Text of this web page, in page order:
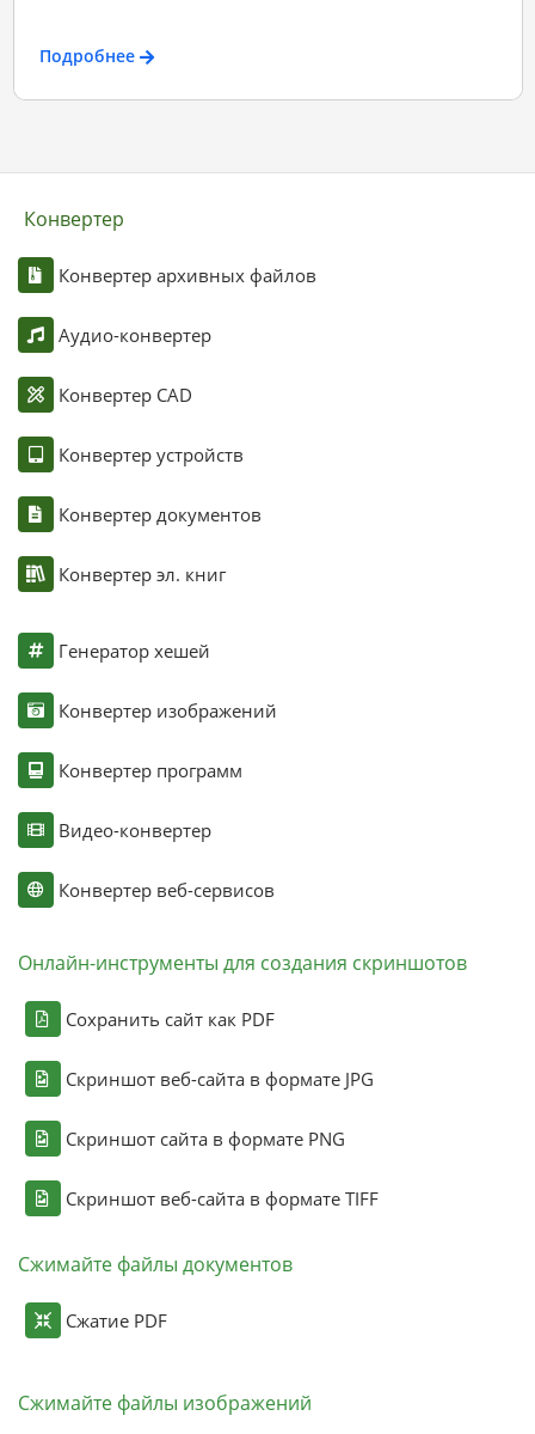
Подробнее
Конвертер
Конвертер архивных файлов
Аудио-конвертер
Конвертер CAD
Конвертер устройств
Конвертер документов
Конвертер эл. книг
Генератор хешей
Конвертер изображений
Конвертер программ
Видео-конвертер
Конвертер веб-сервисов
Онлайн-инструменты для создания скриншотов
Сохранить сайт как PDF
Скриншот веб-сайта в формате JPG
Скриншот сайта в формате PNG
Скриншот веб-сайта в формате TIFF
Сжимайте файлы документов
Сжатие PDF
Сжимайте файлы изображений